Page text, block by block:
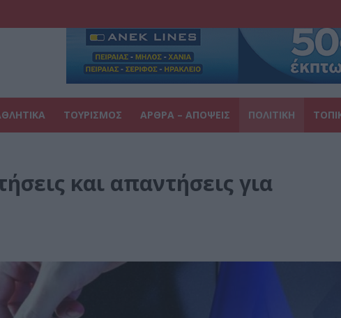
ΤΟΥΡΙΣΜΟΣ ΑΡΘΡΑ – ΑΠΟΨΕΙΣ ΠΟΛΙΤΙΚΗ
και απαντήσεις για